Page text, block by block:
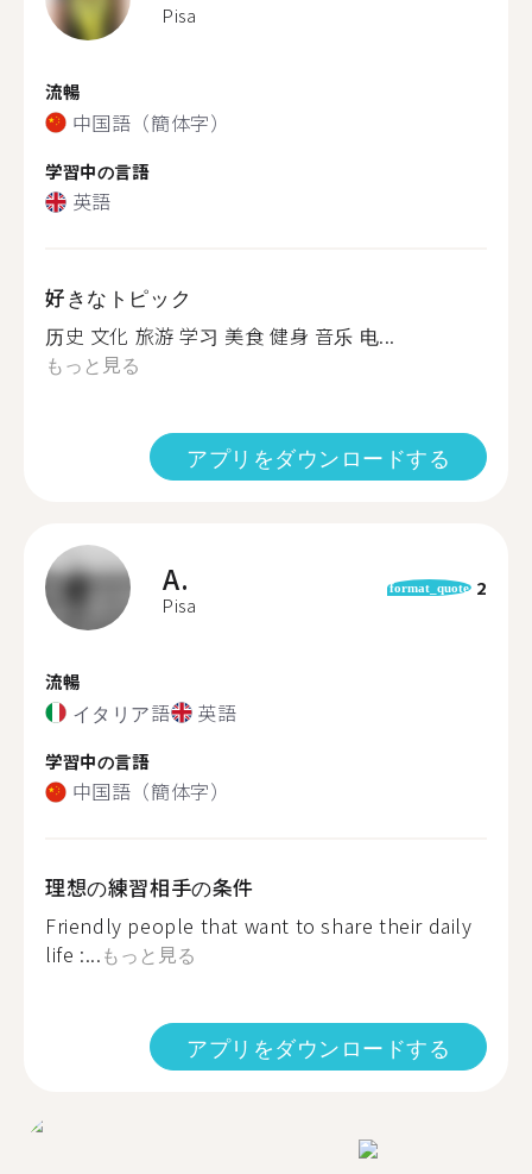
Pisa
流暢
中国語（簡体字）
学習中の言語
英語
好きなトピック
历史 文化 旅游 学习 美食 健身 音乐 电...
もっと見る
アプリをダウンロードする
A.
Pisa
format_quote 2
流暢
イタリア語 英語
学習中の言語
中国語（簡体字）
理想の練習相手の条件
Friendly people that want to share their daily
life :...もっと見る
アプリをダウンロードする